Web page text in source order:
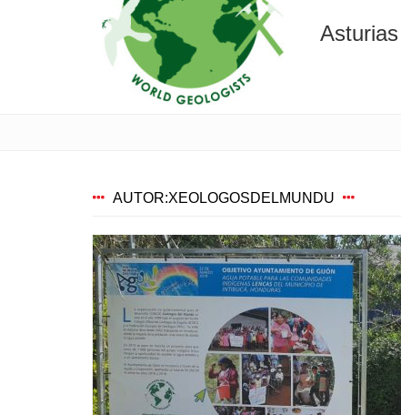
Asturias
AUTOR:XEOLOGOSDELMUNDU